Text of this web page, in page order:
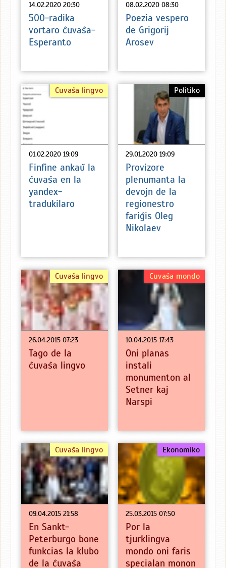
14.02.2020 20:30
500-radika
vortaro ĉuvaŝa-
Esperanto
08.02.2020 08:30
Poezia vespero
de Grigorij
Arosev
01.02.2020 19:09
Ĉuvaŝa lingvo
Finfine ankaŭ la
ĉuvaŝa en la
yandex-
tradukilaro
29.01.2020 19:09
Politiko
Provizore
plenumanta la
devojn de la
regionestro
fariĝis Oleg
Nikolaev
26.04.2015 07:23
Ĉuvaŝa lingvo
Tago de la
ĉuvaŝa lingvo
10.04.2015 17:43
Ĉuvaŝa mondo
Oni planas
instali
monumenton al
Setner kaj
Narspi
09.04.2015 21:58
Ĉuvaŝa lingvo
En Sankt-
Peterburgo bone
funkcias la klubo
de la ĉuvaŝa
25.03.2015 07:50
Ekonomiko
Por la
tjurklingva
mondo oni faris
specialan monon